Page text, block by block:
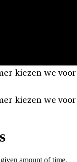
kiezen we voor
kiezen we voor